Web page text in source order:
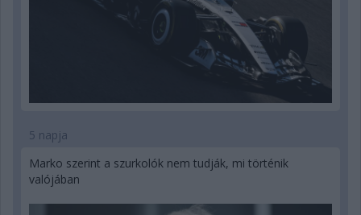
5 napja
Marko szerint a szurkolók nem tudják, mi történik
valójában